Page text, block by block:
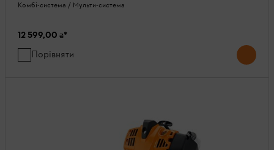
Комбі-система / Мульти-система
12 599,00 ₴*
Порівняти